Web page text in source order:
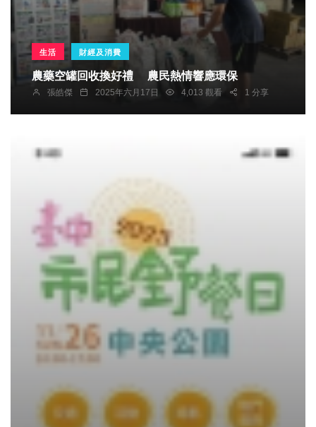
生活 財經及消費
農藥空罐回收換好禮 農民熱情響應環保
張皓傑 2025年六月17日 4,013 觀看 1 分享